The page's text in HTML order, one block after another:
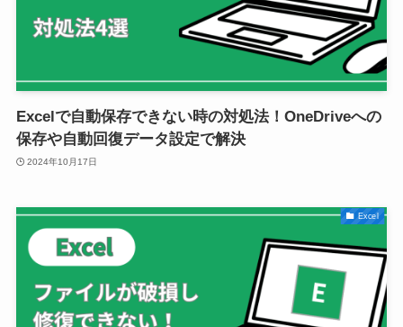
Excelで自動保存できない時の対処法！OneDriveへの
保存や自動回復データ設定で解決
2024年10月17日
Excel